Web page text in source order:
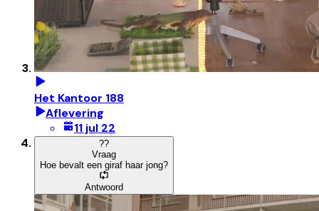
Het Kantoor 188
Aflevering
11 jul 22
??
Vraag
Hoe bevalt een giraf haar jong?
Antwoord